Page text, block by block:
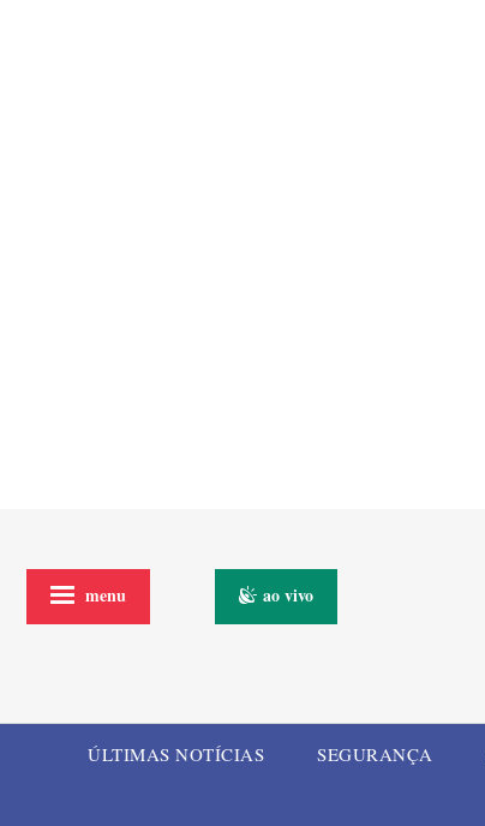
menu ao vivo
ÚLTIMAS NOTÍCIAS SEGURANÇA